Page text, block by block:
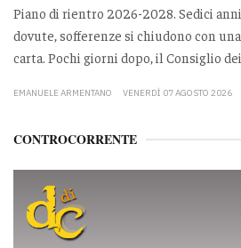
Piano di rientro 2026-2028. Sedici
dovute, sofferenze si chiudono con
carta. Pochi giorni dopo, il Consiglio
EMANUELE ARMENTANO VENERDÌ 07 AGOSTO 2026
CONTROCORRENTE